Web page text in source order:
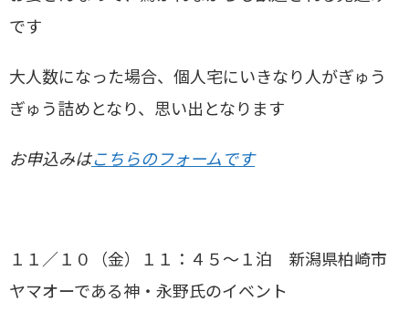
です
大人数になった場合、個人宅にいきなり人がぎゅう
ぎゅう詰めとなり、思い出となります
お申込みはこちらのフォームです
１１／１０（金）１１：４５～１泊 新潟県柏崎市
ヤマオーである神・永野氏のイベント